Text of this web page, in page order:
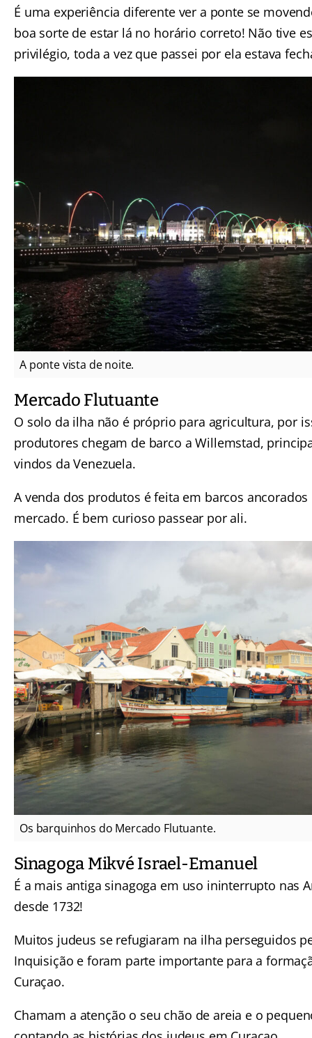
É uma experiência diferente ver a ponte se
boa sorte de estar lá no horário correto! Não tive
privilégio, toda a vez que passei por ela estava
A ponte vista de noite.
Mercado Flutuante
O solo da ilha não é próprio para agricultura, por
produtores chegam de barco a Willemstad,
vindos da Venezuela.
A venda dos produtos é feita em barcos
mercado. É bem curioso passear por ali.
Os barquinhos do Mercado Flutuante.
Sinagoga Mikvé Israel-Emanuel
É a mais antiga sinagoga em uso ininterrupto nas
desde 1732!
Muitos judeus se refugiaram na ilha perseguidos
Inquisição e foram parte importante para a
Curaçao.
Chamam a atenção o seu chão de areia e o